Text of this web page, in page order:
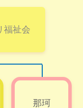
福祉会
那珂